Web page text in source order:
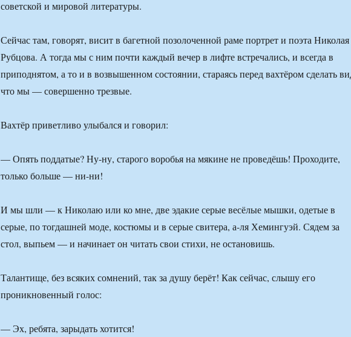
советской и мировой литературы.
Сейчас там, говорят, висит в багетной позолоченной раме портрет и поэта Николая
Рубцова. А тогда мы с ним почти каждый вечер в лифте встречались, и всегда в
приподнятом, а то и в возвышенном состоянии, стараясь перед вахтёром сделать
что мы — совершенно трезвые.
Вахтёр приветливо улыбался и говорил:
— Опять поддатые? Ну-ну, старого воробья на мякине не проведёшь! Проходите,
только больше — ни-ни!
И мы шли — к Николаю или ко мне, две эдакие серые весёлые мышки, одетые в
серые, по тогдашней моде, костюмы и в серые свитера, а-ля Хемингуэй. Сядем за
стол, выпьем — и начинает он читать свои стихи, не остановишь.
Талантище, без всяких сомнений, так за душу берёт! Как сейчас, слышу его
проникновенный голос:
— Эх, ребята, зарыдать хотится!